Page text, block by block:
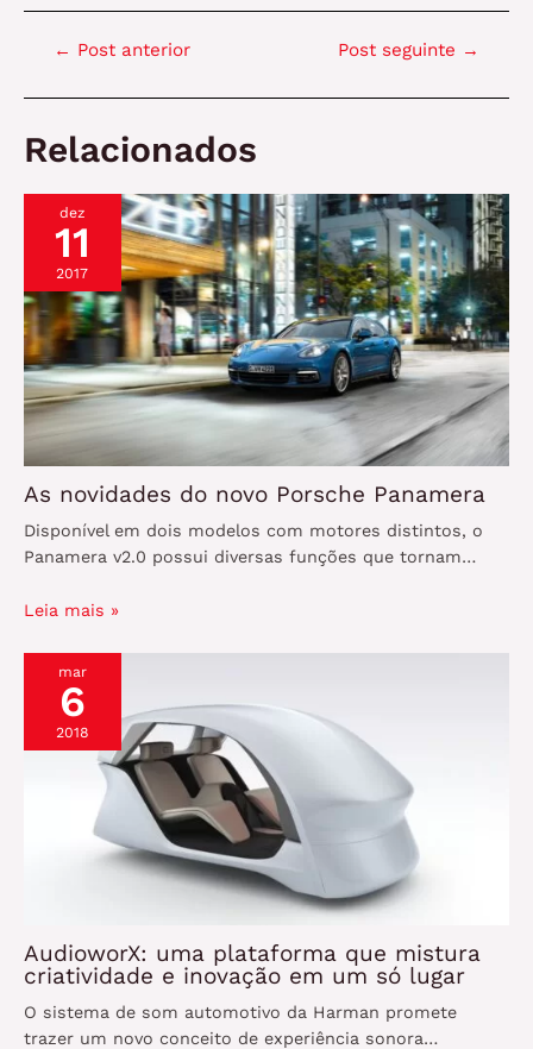
Navegação
Post
← Post anterior Post seguinte →
Relacionados
dez
11
2017
As novidades do novo Porsche Panamera
Disponível em dois modelos com motores distintos, o
Panamera v2.0 possui diversas funções que tornam…
Leia mais »
mar
6
2018
AudioworX: uma plataforma que mistura
criatividade e inovação em um só lugar
O sistema de som automotivo da Harman promete
trazer um novo conceito de experiência sonora…